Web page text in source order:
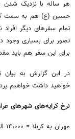
هر ساله با نزدیک شدن
حسین (ع) هم به سمت
تمام سفرهای دیگر افراد
تصور برای بسیاری وجود
برای این سفر هم باید
در این گزارش به بیان
خواهید داشت خواهیم
نرخ کرایه‌های شهرهای
مهران به کربلا = ۱۴،۰۰۰ الی ۱۵.۰۰۰ دینار